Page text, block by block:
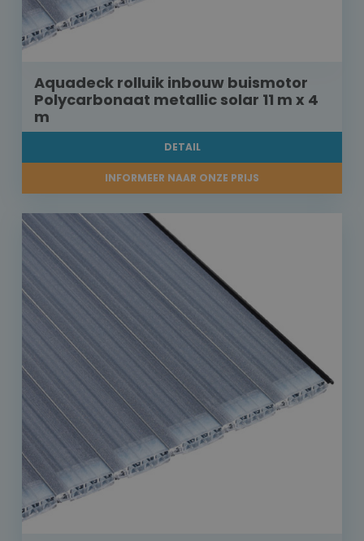
Aquadeck rolluik inbouw buismotor
Polycarbonaat metallic solar 11 m x 4
m
DETAIL
INFORMEER NAAR ONZE PRIJS